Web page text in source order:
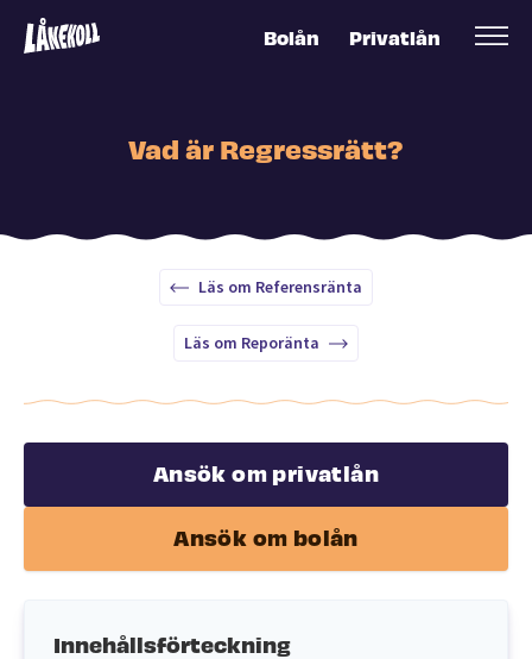
Bolån Privatlån
Vad är Regressrätt?
Läs om Referensränta
Läs om Reporänta
Ansök om privatlån
Ansök om bolån
Innehållsförteckning